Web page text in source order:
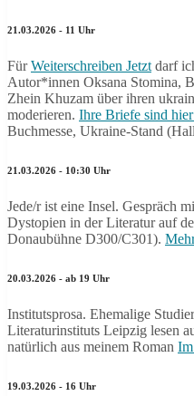
21.03.2026 - 11 Uhr
FürWeiterschreiben Jetztdarf
Autor*innen Oksana Stomina,
Zhein Khuzam über ihren
moderieren. Ihre Briefe sind
Buchmesse, Ukraine-Stand
21.03.2026 - 10:30 Uhr
Jede/r ist eine Insel. Gespräch
Dystopien in der Literatur auf
Donaubühne D300/C301).
20.03.2026 - ab 19 Uhr
Institutsprosa. Ehemalige
Literaturinstituts Leipzig lesen
natürlich aus meinem Roman
19.03.2026 - 16 Uhr